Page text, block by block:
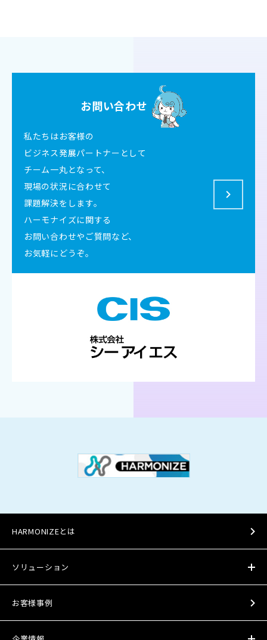
お問い合わせ
私たちはお客様の
ビジネス発展パートナーとして
チーム一丸となって、
現場の状況に合わせて
課題解決をします。
ハーモナイズに関する
お問い合わせやご質問など、
お気軽にどうぞ。
HARMONIZEとは
ソリューション
お客様事例